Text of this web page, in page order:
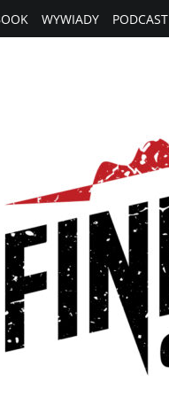
WYWIADY PODCAST